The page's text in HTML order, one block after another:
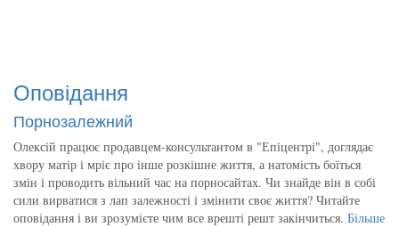
Оповідання
Порнозалежний
Олексій працює продавцем-консультантом в "Епіцентрі", доглядає
хвору матір і мріє про інше розкішне життя, а натомість боїться
змін і проводить вільний час на порносайтах. Чи знайде він в собі
сили вирватися з лап залежності і змінити своє життя? Читайте
оповідання і ви зрозумієте чим все врешті решт закінчиться. Більше